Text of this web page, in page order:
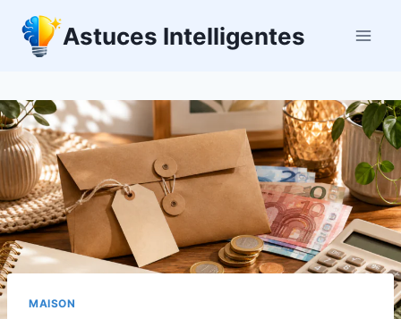
contenu
Astuces Intelligentes
MAISON